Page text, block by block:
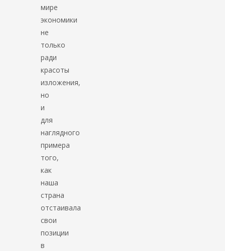
мире
экономики
не
только
ради
красоты
изложения,
но
и
для
наглядного
примера
того,
как
наша
страна
отстаивала
свои
позиции
в